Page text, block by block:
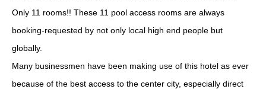
Only 11 rooms!! These 11 pool access rooms are always
booking-requested by not only local high end people but
globally.
Many businessmen have been making use of this hotel as ever
because of the best access to the center city, especially direct